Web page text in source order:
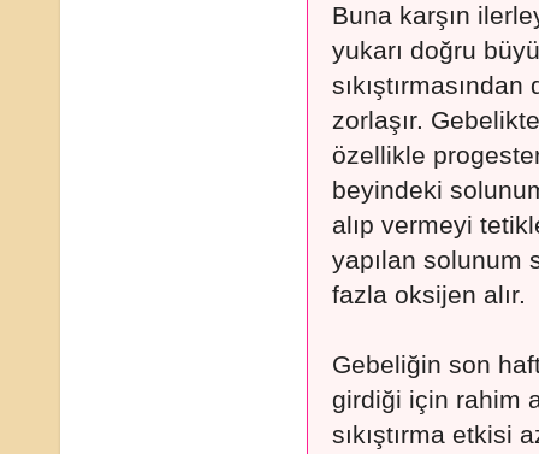
Buna karşın
yukarı doğru
zorlaşır.
özellikle
beyindeki
alıp vermeyi
yapılan solunum
fazla oksijen alır.
Gebeliğin son
girdiği için rahim
sıkıştırma etkisi